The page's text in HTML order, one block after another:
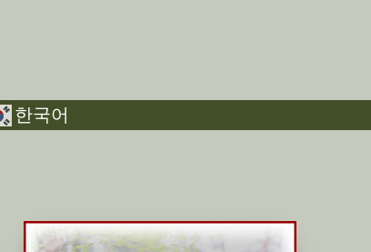
한국어